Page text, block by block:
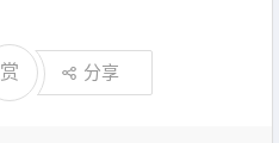
赏 分享